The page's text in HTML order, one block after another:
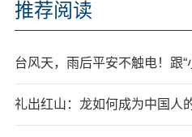
推荐阅读
台风天，雨后平安不触电！跟“
礼出红山：龙如何成为中国人